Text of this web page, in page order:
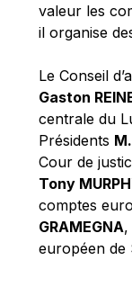
Paolo
Pat
Pierre
Robert
valeur les
il organise
Le Conseil
Gaston
centrale du
Présidents
Cour de
Tony
comptes
GRAMEGNA,
européen de